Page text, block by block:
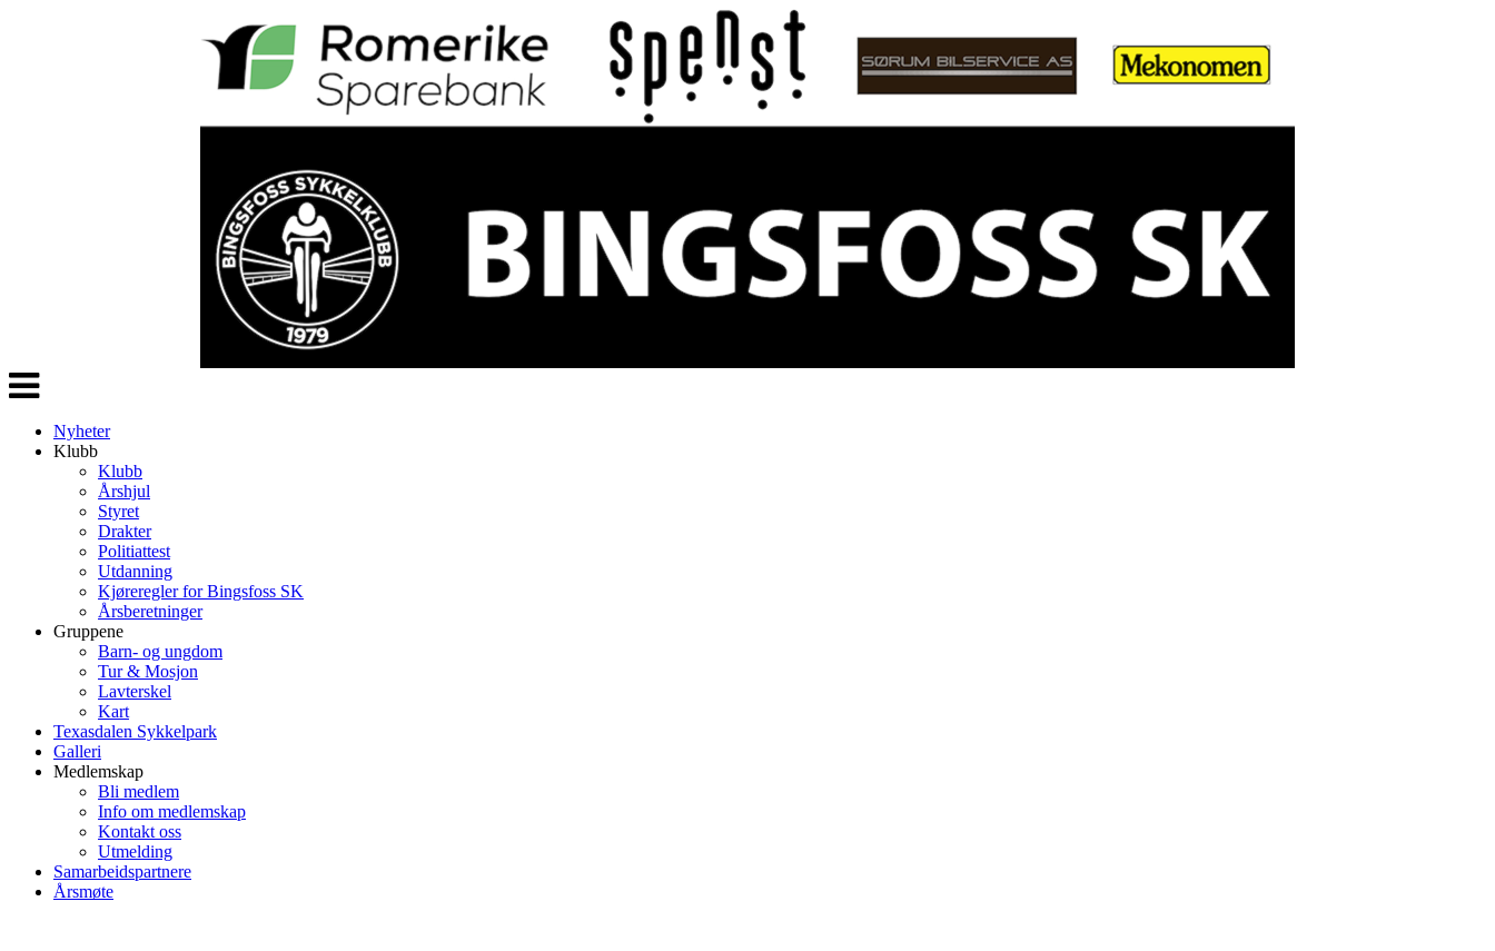
Veksle
navigasjon
Nyheter
Klubb
Klubb
Årshjul
Styret
Drakter
Politiattest
Utdanning
Kjøreregler for Bingsfoss SK
Årsberetninger
Gruppene
Barn- og ungdom
Tur & Mosjon
Lavterskel
Kart
Texasdalen Sykkelpark
Galleri
Medlemskap
Bli medlem
Info om medlemskap
Kontakt oss
Utmelding
Samarbeidspartnere
Årsmøte